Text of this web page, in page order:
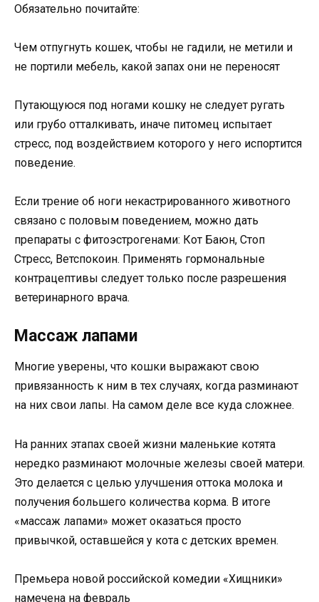
Обязательно почитайте:
Чем отпугнуть кошек, чтобы не гадили, не метили и
не портили мебель, какой запах они не переносят
Путающуюся под ногами кошку не следует ругать
или грубо отталкивать, иначе питомец испытает
стресс, под воздействием которого у него испортится
поведение.
Если трение об ноги некастрированного животного
связано с половым поведением, можно дать
препараты с фитоэстрогенами: Кот Баюн, Стоп
Стресс, Ветспокоин. Применять гормональные
контрацептивы следует только после разрешения
ветеринарного врача.
Массаж лапами
Многие уверены, что кошки выражают свою
привязанность к ним в тех случаях, когда разминают
на них свои лапы. На самом деле все куда сложнее.
На ранних этапах своей жизни маленькие котята
нередко разминают молочные железы своей матери.
Это делается с целью улучшения оттока молока и
получения большего количества корма. В итоге
«массаж лапами» может оказаться просто
привычкой, оставшейся у кота с детских времен.
Премьера новой российской комедии «Хищники»
намечена на февраль